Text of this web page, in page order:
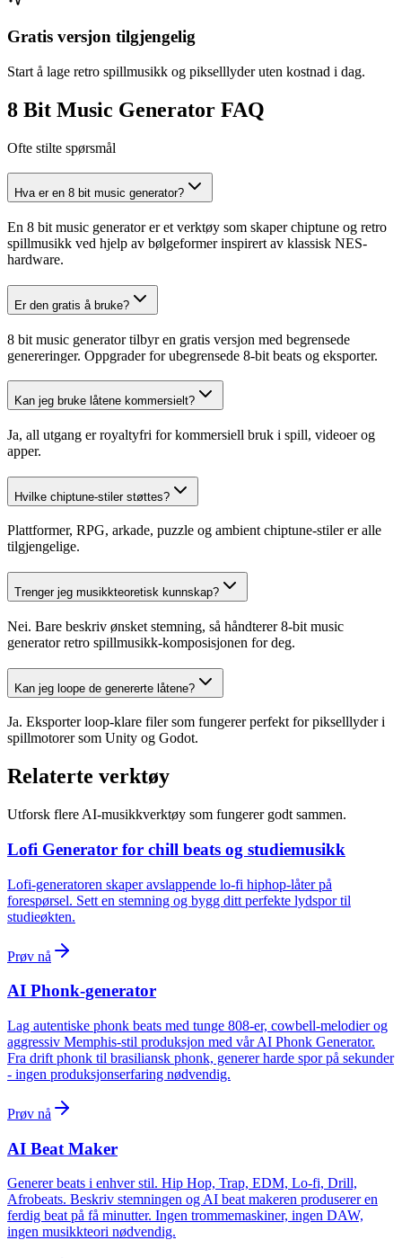
Gratis versjon tilgjengelig
Start å lage retro spillmusikk og pikselllyder uten kostnad i dag.
8 Bit Music Generator FAQ
Ofte stilte spørsmål
Hva er en 8 bit music generator?
En 8 bit music generator er et verktøy som skaper chiptune og retro
spillmusikk ved hjelp av bølgeformer inspirert av klassisk NES-
hardware.
Er den gratis å bruke?
8 bit music generator tilbyr en gratis versjon med begrensede
genereringer. Oppgrader for ubegrensede 8-bit beats og eksporter.
Kan jeg bruke låtene kommersielt?
Ja, all utgang er royaltyfri for kommersiell bruk i spill, videoer og
apper.
Hvilke chiptune-stiler støttes?
Plattformer, RPG, arkade, puzzle og ambient chiptune-stiler er alle
tilgjengelige.
Trenger jeg musikkteoretisk kunnskap?
Nei. Bare beskriv ønsket stemning, så håndterer 8-bit music
generator retro spillmusikk-komposisjonen for deg.
Kan jeg loope de genererte låtene?
Ja. Eksporter loop-klare filer som fungerer perfekt for pikselllyder i
spillmotorer som Unity og Godot.
Relaterte verktøy
Utforsk flere AI-musikkverktøy som fungerer godt sammen.
Lofi Generator for chill beats og studiemusikk
Lofi-generatoren skaper avslappende lo-fi hiphop-låter på
forespørsel. Sett en stemning og bygg ditt perfekte lydspor til
studieøkten.
Prøv nå
AI Phonk-generator
Lag autentiske phonk beats med tunge 808-er, cowbell-melodier og
aggressiv Memphis-stil produksjon med vår AI Phonk Generator.
Fra drift phonk til brasiliansk phonk, generer harde spor på sekunder
- ingen produksjonserfaring nødvendig.
Prøv nå
AI Beat Maker
Generer beats i enhver stil. Hip Hop, Trap, EDM, Lo-fi, Drill,
Afrobeats. Beskriv stemningen og AI beat makeren produserer en
ferdig beat på få minutter. Ingen trommemaskiner, ingen DAW,
ingen musikkteori nødvendig.